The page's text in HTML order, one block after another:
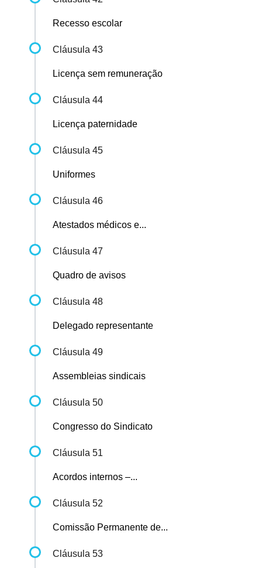
Recesso escolar
Cláusula 43
Licença sem remuneração
Cláusula 44
Licença paternidade
Cláusula 45
Uniformes
Cláusula 46
Atestados médicos e...
Cláusula 47
Quadro de avisos
Cláusula 48
Delegado representante
Cláusula 49
Assembleias sindicais
Cláusula 50
Congresso do Sindicato
Cláusula 51
Acordos internos –...
Cláusula 52
Comissão Permanente de...
Cláusula 53